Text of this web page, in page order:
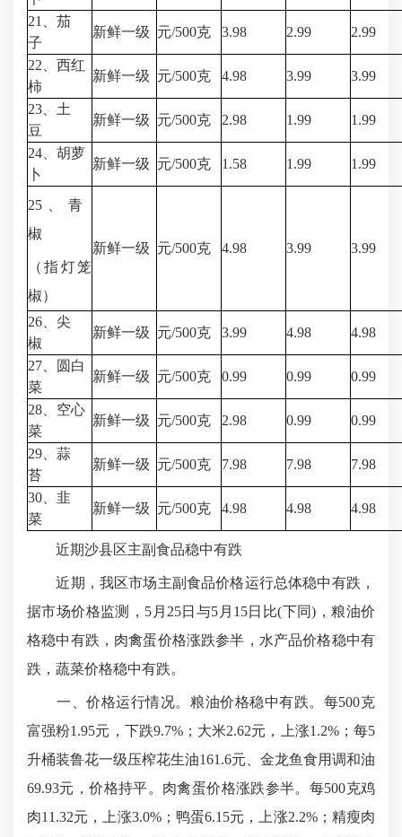
21、茄
子
新鲜一级 元/500克 3.98 2.99 2.99
22、西红
柿
新鲜一级 元/500克 4.98 3.99 3.99
23、土
豆
新鲜一级 元/500克 2.98 1.99 1.99
24、胡萝
卜
新鲜一级 元/500克 1.58 1.99 1.99
25、青
椒
（指灯笼
椒）
新鲜一级 元/500克 4.98 3.99 3.99
26、尖
椒
新鲜一级 元/500克 3.99 4.98 4.98
27、圆白
菜
新鲜一级 元/500克 0.99 0.99 0.99
28、空心
菜
新鲜一级 元/500克 2.98 0.99 0.99
29、蒜
苔
新鲜一级 元/500克 7.98 7.98 7.98
30、韭
菜
新鲜一级 元/500克 4.98 4.98 4.98
近期沙县区主副食品稳中有跌
近期，我区市场主副食品价格运行总体稳中有跌，
据市场价格监测，5月25日与5月15日比(下同)，粮油价
格稳中有跌， 肉禽蛋价格涨跌参半，水产品价格稳中有
跌，蔬菜价格稳中有跌。
一、价格运行情况。粮油价格稳中有跌。每500克
富强粉1.95元，下跌9.7%；大米2.62元，上涨1.2%；每5
升桶装鲁花一级压榨花生油161.6元、金龙鱼食用调和油
69.93元，价格持平。 肉禽蛋价格涨跌参半。每500克鸡
肉11.32元，上涨3.0%；鸭蛋6.15元，上涨2.2%；精瘦肉